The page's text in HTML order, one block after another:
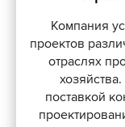
Компания
проектов
отраслях
поставкой